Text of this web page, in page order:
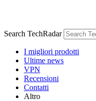
Search TechRadar
I migliori prodotti
Ultime news
VPN
Recensioni
Contatti
Altro